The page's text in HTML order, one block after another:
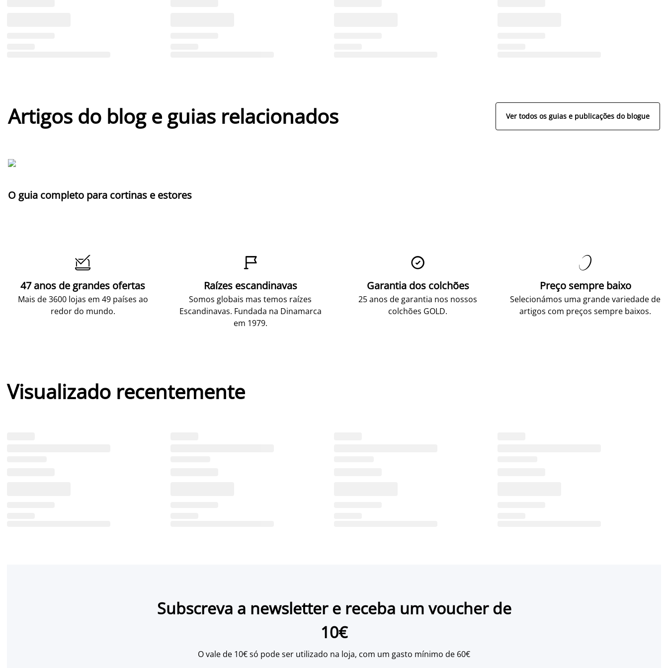
Artigos do blog e guias relacionados Ver todos os guias e publicações do blogue
O guia completo para cortinas e estores

47 anos de grandes ofertas
Mais de 3600 lojas em 49 países ao
redor do mundo.

Raízes escandinavas
Somos globais mas temos raízes
Escandinavas. Fundada na Dinamarca
em 1979.

Garantia dos colchões
25 anos de garantia nos nossos
colchões GOLD.

Preço sempre baixo
Selecionámos uma grande variedade de
artigos com preços sempre baixos.
Visualizado recentemente
Subscreva a newsletter e receba um voucher de
10€
O vale de 10€ só pode ser utilizado na loja, com um gasto mínimo de 60€